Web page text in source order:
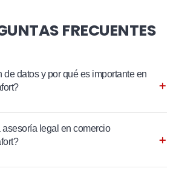
FRECUENTES
de datos y por qué es importante en
legal en comercio